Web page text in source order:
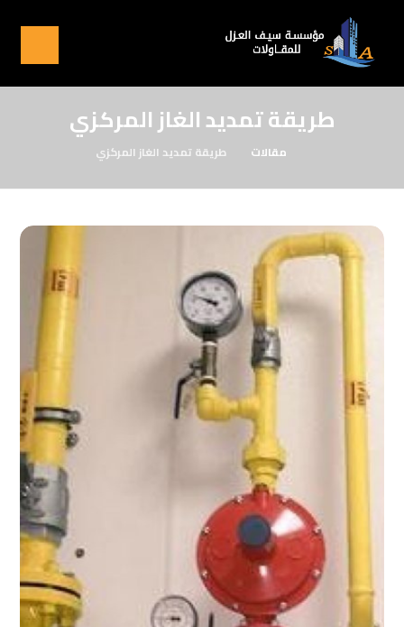
طريقة تمديد الغاز المركزي
مقالات طريقة تمديد الغاز المركزي